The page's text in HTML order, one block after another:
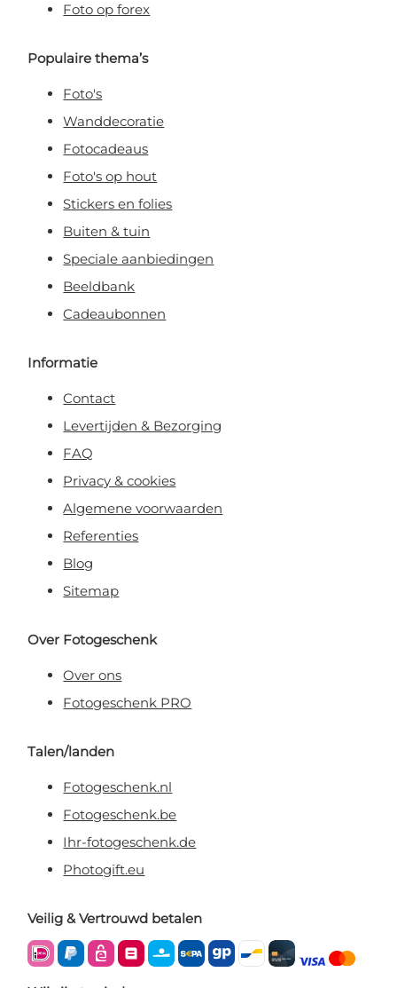
Foto op forex
Populaire thema’s
Foto's
Wanddecoratie
Fotocadeaus
Foto's op hout
Stickers en folies
Buiten & tuin
Speciale aanbiedingen
Beeldbank
Cadeaubonnen
Informatie
Contact
Levertijden & Bezorging
FAQ
Privacy & cookies
Algemene voorwaarden
Referenties
Blog
Sitemap
Over Fotogeschenk
Over ons
Fotogeschenk PRO
Talen/landen
Fotogeschenk.nl
Fotogeschenk.be
Ihr-fotogeschenk.de
Photogift.eu
Veilig & Vertrouwd betalen